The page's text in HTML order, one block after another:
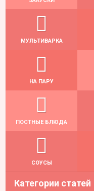
МУЛЬТИВАРКА
НА ПАРУ
ПОСТНЫЕ БЛЮДА
СОУСЫ
Категории статей